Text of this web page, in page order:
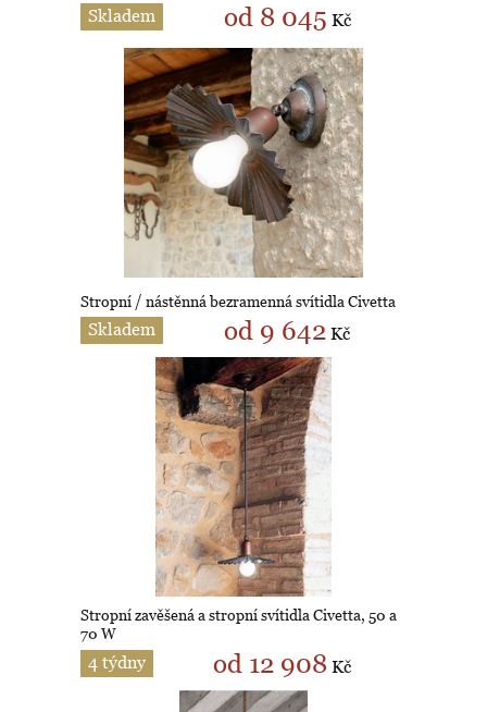
Skladem od 8 045 Kč
Stropní / nástěnná bezramenná svítidla Civetta
Skladem od 9 642 Kč
Stropní zavěšená a stropní svítidla Civetta, 50 a
70 W
4 týdny od 12 908 Kč